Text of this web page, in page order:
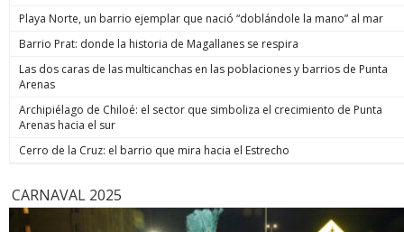
de estos
hoy está
todos los
anunció
Playa Norte, un barrio ejemplar que nació “doblándole la mano” al mar
Barrio Prat: donde la historia de Magallanes se respira
Las dos caras de las multicanchas en las poblaciones y barrios de Punta
Arenas
Archipiélago de Chiloé: el sector que simboliza el crecimiento de Punta
Arenas hacia el sur
Cerro de la Cruz: el barrio que mira hacia el Estrecho
CARNAVAL 2025